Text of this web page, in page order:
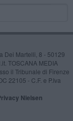
Dei Martelli, 8 - 50129
TOSCANA MEDIA
il Tribunale di Firenze
22105 - C.F. e P.Iva
Nielsen